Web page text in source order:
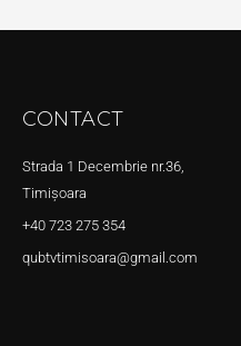
CONTACT
Strada 1 Decembrie nr.36,
Timișoara
+40 723 275 354
qubtvtimisoara@gmail.com